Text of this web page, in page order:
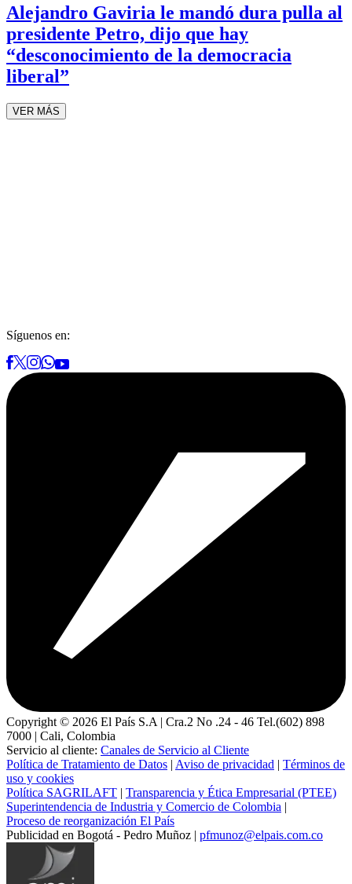
Alejandro Gaviria le mandó dura pulla al
presidente Petro, dijo que hay
“desconocimiento de la democracia
liberal”
VER MÁS
Síguenos en:
Copyright © 2026 El País S.A | Cra.2 No .24 - 46 Tel.(602) 898
7000 | Cali, Colombia
Servicio al cliente: Canales de Servicio al Cliente
Política de Tratamiento de Datos | Aviso de privacidad | Términos de
uso y cookies
Política SAGRILAFT | Transparencia y Ética Empresarial (PTEE)
Superintendencia de Industria y Comercio de Colombia |
Proceso de reorganización El País
Publicidad en Bogotá - Pedro Muñoz | pfmunoz@elpais.com.co